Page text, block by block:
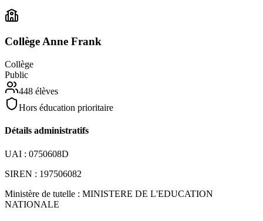
Collège Anne Frank
Collège
Public
448 élèves
Hors éducation prioritaire
Détails administratifs
UAI : 0750608D
SIREN : 197506082
Ministère de tutelle : MINISTERE DE L'EDUCATION
NATIONALE